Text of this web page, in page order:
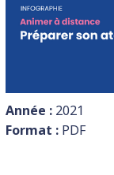
Année : 2021
Format : PDF